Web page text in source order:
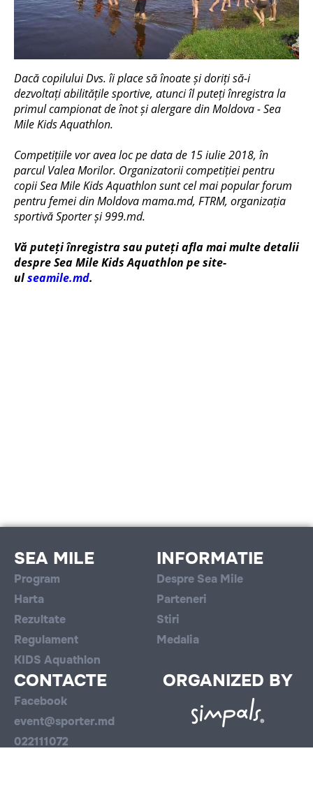
Dacă copilului Dvs. îi place să înoate și doriți să-i
dezvoltați abilitățile sportive, atunci îl puteți înregistra la
primul campionat de înot și alergare din Moldova - Sea
Mile Kids Aquathlon.
Competițiile vor avea loc pe data de 15 iulie 2018, în
parcul Valea Morilor. Organizatorii competiției pentru
copii Sea Mile Kids Aquathlon sunt cel mai popular forum
pentru femei din Moldova mama.md, FTRM, organizația
sportivă Sporter și 999.md.
Vă puteți înregistra sau puteți afla mai multe detalii
despre Sea Mile Kids Aquathlon pe site-
ulseamile.md.
SEA MILE
Program
Harta
Rezultate
Regulament
KIDS Aquathlon
INFORMATIE
Despre Sea Mile
Parteneri
Stiri
Medalia
CONTACTE
Facebook
event@sporter.md
022111072
ORGANIZED BY